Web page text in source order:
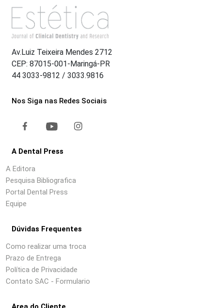
Av.Luiz Teixeira Mendes 2712
CEP: 87015-001-Maringá-PR
44 3033-9812 / 3033.9816
Nos Siga nas Redes Sociais
A Dental Press
A Editora
Pesquisa Bibliografica
Portal Dental Press
Equipe
Dúvidas Frequentes
Como realizar uma troca
Prazo de Entrega
Política de Privacidade
Contato SAC - Formulario